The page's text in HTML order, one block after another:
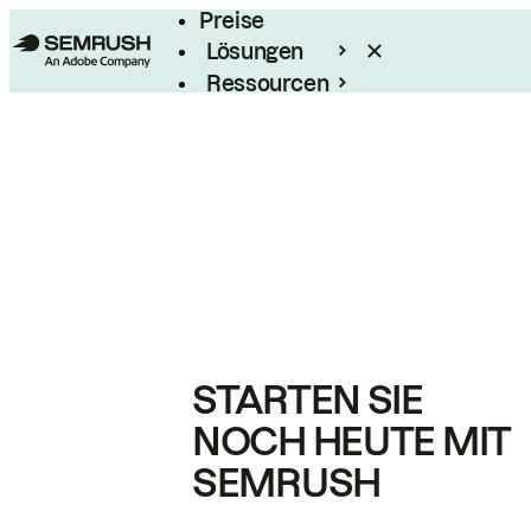
Preise
Lösungen
Ressourcen
STARTEN SIE
NOCH HEUTE MIT
SEMRUSH